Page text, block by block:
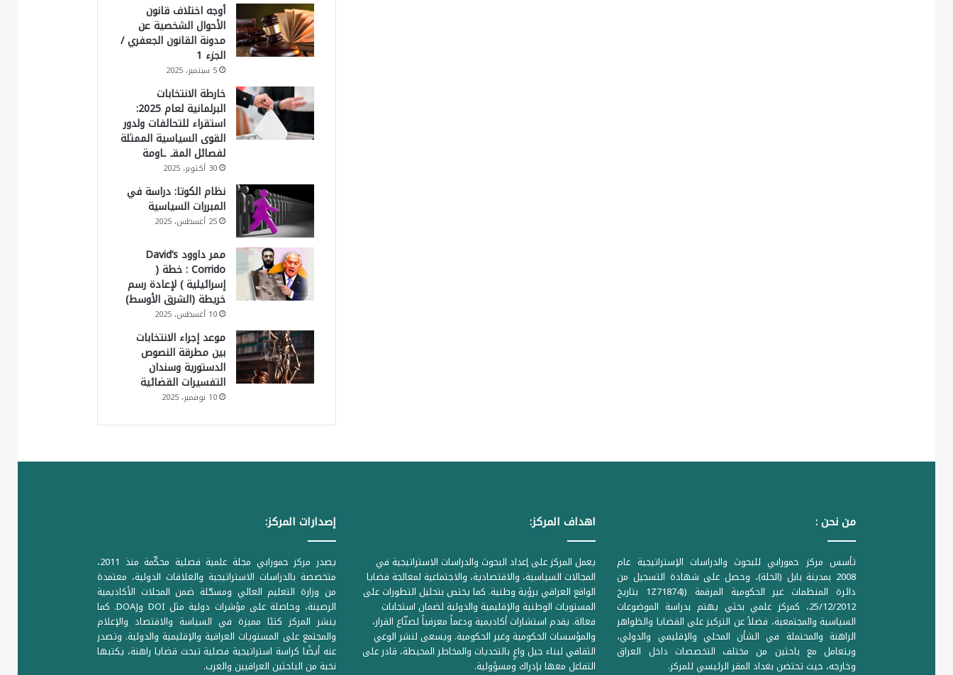
أوجه اختلاف قانون
الأحوال الشخصية عن
مدونة القانون الجعفري /
الجزء 1
5 سبتمبر، 2025
خارطة الانتخابات
البرلمانية لعام 2025:
استقراء للتحالفات ولدور
القوى السياسية الممثلة
لفصائل المقـ ـاومة
30 أكتوبر، 2025
نظام الكوتا: دراسة في
المبررات السياسية
25 أغسطس، 2025
ممر داوود David’s
Corrido : خطة (
إسرائيلية ) لإعادة رسم
خريطة (الشرق الأوسط)
10 أغسطس، 2025
موعد إجراء الانتخابات
بين مطرقة النصوص
الدستورية وسندان
التفسيرات القضائية
10 نوفمبر، 2025
من نحن :
تأسس مركز حمورابي للبحوث والدراسات الإستراتيجية عام
2008 بمدينة بابل (الحلة)، وحصل على شهادة التسجيل من
دائرة المنظمات غير الحكومية المرقمة ((1Z71874 بتاريخ
25/12/2012، كمركز علمي بحثي يهتم بدراسة الموضوعات
السياسية والمجتمعية، فضلاً عن التركيز على القضايا والظواهر
الراهنة والمحتملة في الشأن المحلي والإقليمي والدولي،
ويتعامل مع باحثين من مختلف التخصصات داخل العراق
وخارجه، حيث تحتضن بغداد المقر الرئيسي للمركز.
اهداف المركز:
يعمل المركز على إعداد البحوث والدراسات الاستراتيجية في
المجالات السياسية، والاقتصادية، والاجتماعية لمعالجة قضايا
الواقع العراقي برؤية وطنية. كما يختص بتحليل التطورات على
المستويات الوطنية والإقليمية والدولية لضمان استجابات
فعالة. يقدم استشارات أكاديمية ودعماً معرفياً لصنّاع القرار،
والمؤسسات الحكومية وغير الحكومية. ويسعى لنشر الوعي
الثقافي لبناء جيل واعٍ بالتحديات والمخاطر المحيطة، قادر على
التفاعل معها بإدراك ومسؤولية.
إصدارات المركز:
يصدر مركز حمورابي مجلة علمية فصلية محكّمة منذ 2011،
متخصصة بالدراسات الاستراتيجية والعلاقات الدولية، معتمدة
من وزارة التعليم العالي ومسجّلة ضمن المجلات الأكاديمية
الرصينة، وحاصلة على مؤشرات دولية مثل DOI وDOAJ. كما
ينشر المركز كتبًا مميزة في السياسة والاقتصاد والإعلام
والمجتمع على المستويات العراقية والإقليمية والدولية. وتصدر
عنه أيضًا كراسة استراتيجية فصلية تبحث قضايا راهنة، يكتبها
نخبة من الباحثين العراقيين والعرب.